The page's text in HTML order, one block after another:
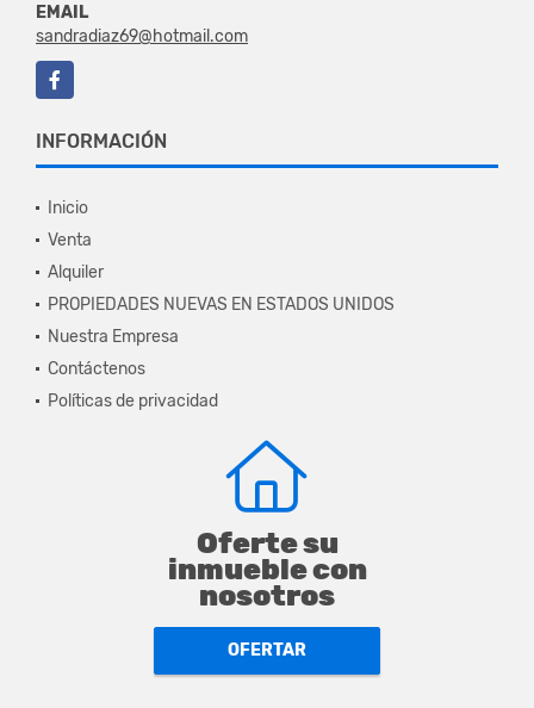
EMAIL
sandradiaz69@hotmail.com
Facebook
INFORMACIÓN
Inicio
Venta
Alquiler
PROPIEDADES NUEVAS EN ESTADOS UNIDOS
Nuestra Empresa
Contáctenos
Políticas de privacidad
Oferte su
inmueble con
nosotros
OFERTAR